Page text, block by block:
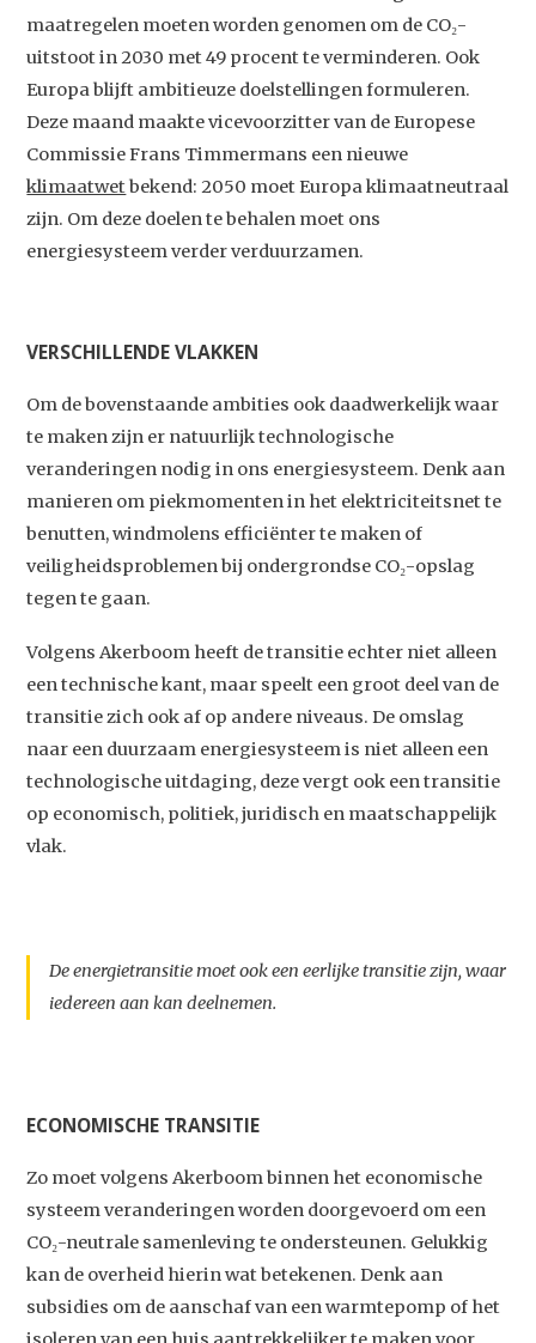
maatregelen moeten worden genomen om de CO₂-
uitstoot in 2030 met 49 procent te verminderen. Ook
Europa blijft ambitieuze doelstellingen formuleren.
Deze maand maakte vicevoorzitter van de Europese
Commissie Frans Timmermans een nieuwe
klimaatwetbekend: 2050 moet Europa klimaatneutraal
zijn. Om deze doelen te behalen moet ons
energiesysteem verder verduurzamen.
VERSCHILLENDE VLAKKEN
Om de bovenstaande ambities ook daadwerkelijk waar
te maken zijn er natuurlijk technologische
veranderingen nodig in ons energiesysteem. Denk aan
manieren om piekmomenten in het elektriciteitsnet te
benutten, windmolens efficiënter te maken of
veiligheidsproblemen bij ondergrondse CO₂-opslag
tegen te gaan.
Volgens Akerboom heeft de transitie echter niet alleen
een technische kant, maar speelt een groot deel van de
transitie zich ook af op andere niveaus. De omslag
naar een duurzaam energiesysteem is niet alleen een
technologische uitdaging, deze vergt ook een transitie
op economisch, politiek, juridisch en maatschappelijk
vlak.
De energietransitie moet ook een eerlijke transitie zijn, waar
iedereen aan kan deelnemen.
ECONOMISCHE TRANSITIE
Zo moet volgens Akerboom binnen het economische
systeem veranderingen worden doorgevoerd om een
CO₂-neutrale samenleving te ondersteunen. Gelukkig
kan de overheid hierin wat betekenen. Denk aan
subsidies om de aanschaf van een warmtepomp of het